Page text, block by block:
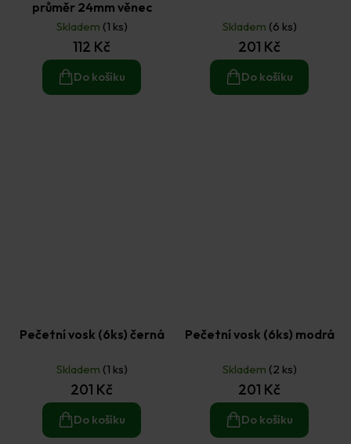
průměr 24mm věnec
Skladem (1 ks)
112 Kč
Do košíku
Skladem (6 ks)
201 Kč
Do košíku
Pečetní vosk (6ks) černá
Skladem (1 ks)
201 Kč
Do košíku
Pečetní vosk (6ks) modrá
Skladem (2 ks)
201 Kč
Do košíku